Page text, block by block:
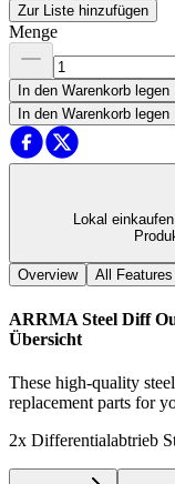
Zur Liste hinzufügen
Menge
In den Warenkorb legen
In den Warenkorb legen
Lokal einkaufen |
Overview All Features
ARRMA Steel Diff
Übersicht
These high-quality
replacement parts for
2x Differentialabtrieb